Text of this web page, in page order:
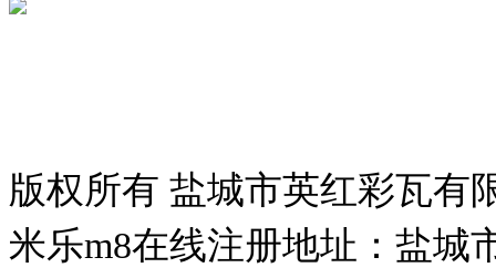
版权所有 盐城市英红彩瓦有
米乐m8在线注册地址：盐城